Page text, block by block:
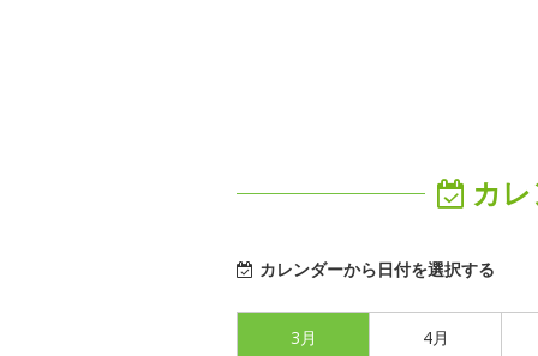
カ
カレンダーから日付を選択する
3月 4月